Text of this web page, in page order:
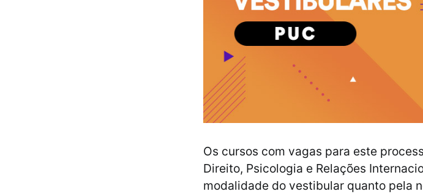
Os cursos com vagas para este
Direito, Psicologia e Relações
modalidade do vestibular quanto pela